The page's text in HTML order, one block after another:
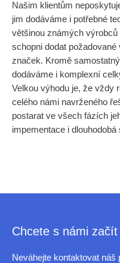
Našim klientům
jim dodáváme i potřebné
většinou známých
schopni dodat
značek. Kromě
dodáváme i komplexní
Velkou výhodu je, že vždy
celého námi navrženého
postarat ve všech fázích
impementace i dlouhodobá
Chcete s námi
Neváhejte kontaktovat náš